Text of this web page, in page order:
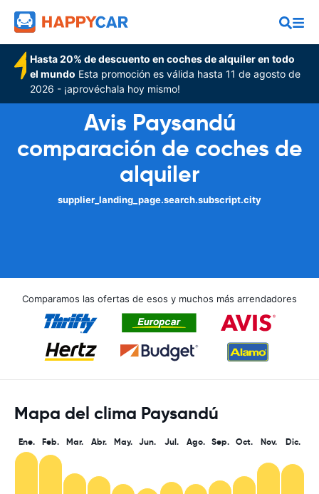
Hasta 20% de descuento en coches de alquiler en todo
el mundo Esta promoción es válida hasta 11 de agosto de
2026 - ¡aprovéchala hoy mismo!
Avis Paysandú
comparación de coches de
alquiler
supplier_landing_page.search.subscript.city
Comparamos las ofertas de esos y muchos más arrendadores
Mapa del clima Paysandú
Ene. Feb. Mar. Abr. May. Jun. Jul. Ago. Sep. Oct. Nov. Dic.